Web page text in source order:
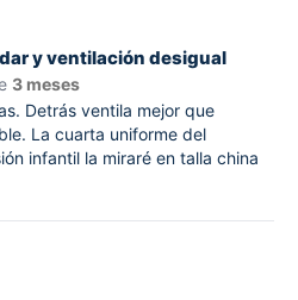
y ventilación desigual
3 meses
Detrás ventila mejor que
La cuarta uniforme del
infantil la miraré en talla china